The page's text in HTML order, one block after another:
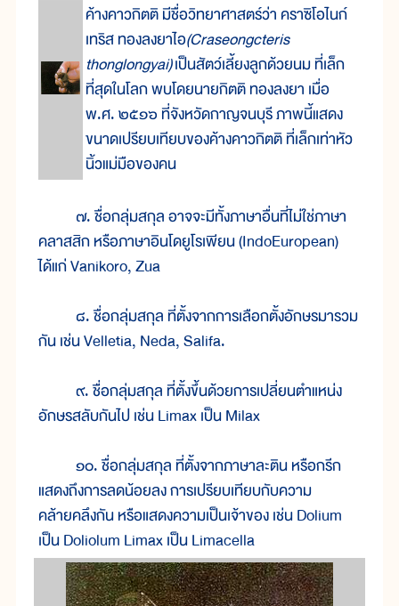
ค้างคาวกิตติ มีชื่อวิทยาศาสตร์ว่า คราซิโอไนก์
เทริส ทองลงยาไอ(Craseongcteris
thonglongyai)เป็นสัตว์เลี้ยงลูกด้วยนม ที่เล็ก
ที่สุดในโลก พบโดยนายกิตติ ทองลงยา เมื่อ
พ.ศ. ๒๕๑๖ ที่จังหวัดกาญจนบุรี ภาพนี้แสดง
ขนาดเปรียบเทียบของค้างคาวกิตติ ที่เล็กเท่าหัว
นิ้วแม่มือของคน
๗. ชื่อกลุ่มสกุล อาจจะมีทั้งภาษาอื่นที่ไม่ใช่ภาษา
คลาสสิก หรือภาษาอินโดยูโรเพียน (IndoEuropean)
ได้แก่ Vanikoro, Zua
๘. ชื่อกลุ่มสกุล ที่ตั้งจากการเลือกตั้งอักษรมารวม
กัน เช่น Velletia, Neda, Salifa.
๙. ชื่อกลุ่มสกุล ที่ตั้งขึ้นด้วยการเปลี่ยนตำแหน่ง
อักษรสลับกันไป เช่น Limax เป็น Milax
๑๐. ชื่อกลุ่มสกุล ที่ตั้งจากภาษาละติน หรือกรีก
แสดงถึงการลดน้อยลง การเปรียบเทียบกับความ
คล้ายคลึงกัน หรือแสดงความเป็นเจ้าของ เช่น Dolium
เป็น Doliolum Limax เป็น Limacella